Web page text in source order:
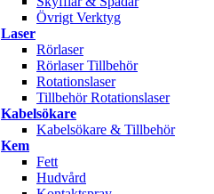
Övrigt Verktyg
Laser
Rörlaser
Rörlaser Tillbehör
Rotationslaser
Tillbehör Rotationslaser
Kabelsökare
Kabelsökare & Tillbehör
Kem
Fett
Hudvård